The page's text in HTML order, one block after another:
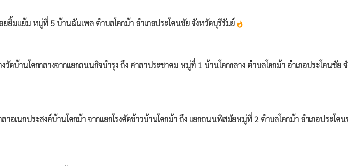
ยยิ้มแย้ม หมู่ที่ 5 บ้านฉันเพล ตำบลโคกม้า อำเภอประโคนชัย จังหวัดบุรีรัมย์ whatshot
ดบ้านโคกกลางจากแยกถนนกิจบำรุง ถึง ศาลาประชาคม หมู่ที่ 1 บ้านโคกกลาง ตำบลโคกม้า อำเภอประโคนชัย
าอเนกประสงค์บ้านโคกม้า จากแยกโรงคัดข้าวบ้านโคกม้า ถึง แยกถนนพิสมัยหมู่ที่ 2 ตำบลโคกม้า อำเภอประโคน